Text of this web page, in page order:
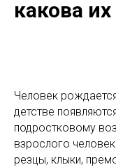
какова
Человек
детстве
подростковому
взрослого
резцы, клыки,